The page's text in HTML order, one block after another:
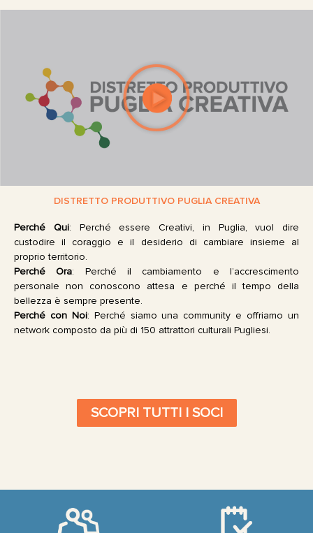
DISTRETTO PRODUTTIVO PUGLIA CREATIVA
Perché Qui: Perché essere Creativi, in Puglia, vuol dire
custodire il coraggio e il desiderio di cambiare insieme al
proprio territorio.
Perché Ora: Perché il cambiamento e l’accrescimento
personale non conoscono attesa e perché il tempo della
bellezza è sempre presente.
Perché con Noi: Perché siamo una community e offriamo un
network composto da più di 150 attrattori culturali Pugliesi.
SCOPRI TUTTI I SOCI